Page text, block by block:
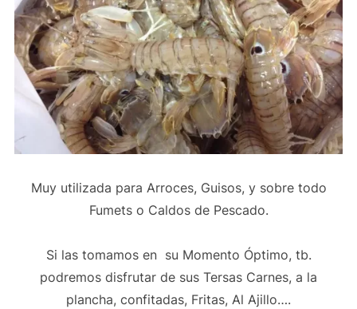
Muy utilizada para Arroces, Guisos, y sobre todo
Fumets o Caldos de Pescado.
Si las tomamos en su Momento Óptimo, tb.
podremos disfrutar de sus Tersas Carnes, a la
plancha, confitadas, Fritas, Al Ajillo….